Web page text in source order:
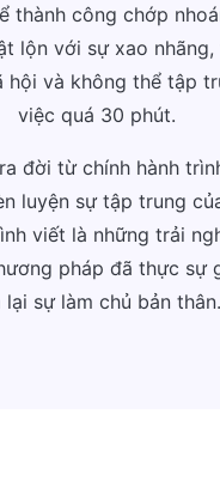
thành công chớp
lộn với sự xao nhãng,
hội và không thể tập
việc quá 30 phút.
đời từ chính hành
luyện sự tập trung
viết là những trải
pháp đã thực sự
lại sự làm chủ bản thân.